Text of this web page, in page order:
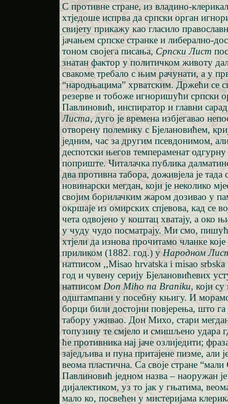
С противне стране, из владино-
хтједоше испрва да српски орган
свијету прикажу као гласило
јачањем српске странке и либерално-
тоном својега писања, Српски Лист
знатан фактор у политичком животу
свакоме требало с њим рачунати, а у
“народњацима” хрватским. Држећи се
резерве и тобоже игноришући српски
Павлиновић, инспиратор и главни
Листа, дуго је времена избјегавао
отворену полемику с Бјелановићем,
једним, час за другим псевдонимом, али
деспотски његов темпераменат
поприште. Читалачка публика
два противна табора, доживјела је тада
новинарски мегдан, који је неколико
својим борилачким жаром дозивао у
окршаје из омирских спјевова, кад се
чета одвојено у коштац хватају, а око
у чуду чудо посматрају. Ми смо,
хтјели да изнова прочитамо чланке
приликом (1882. год.) уНародном
натписом ,,Misao hrvatska i misao
год и чувену серију Бјелановићевих
натписом Don Miho na Braniku, који
одштампани у посебну књигу. И
борци били достојни повјерења, што га
табору уживао. Дон Михо, стари
топузину те смјело и смишљено удара
ће противника нај јаче озлиједити;
заједљива и пуна притајене пизме, али
веома пластична. Са своје стране “мали
Павлиновић једном назва – наоружан
дијалектиком, уз то јак у гњатима,
мало ко, посвећен у мистеријама